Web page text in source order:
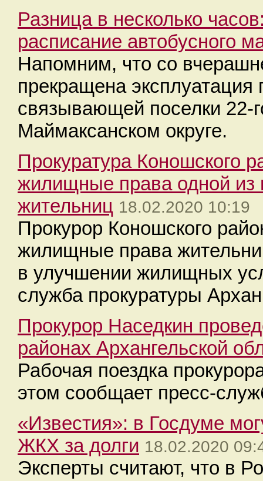
Разница в несколько
расписание автобусного
Напомним, что со
прекращена
связывающей поселки 22-
Маймаксанском округе.
Прокуратура Коношского
жилищные права одной из
жительниц 18.02.2020 10:19
Прокурор Коношского
жилищные права
в улучшении жилищных
служба прокуратуры
Прокурор Наседкин
районах Архангельской
Рабочая поездка
этом сообщает пресс-
«Известия»: в Госдуме
ЖКХ за долги 18.02.2020
Эксперты считают, что в